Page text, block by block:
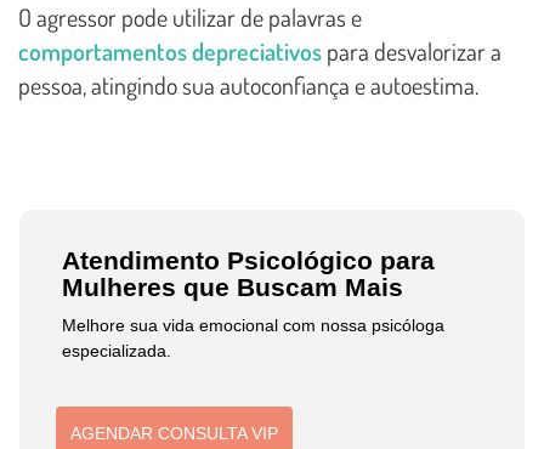
O agressor pode utilizar de palavras e
comportamentos depreciativospara desvalorizar a
pessoa, atingindo sua autoconfiança e autoestima.
Atendimento Psicológico para
Mulheres que Buscam Mais
Melhore sua vida emocional com nossa psicóloga
especializada.
AGENDAR CONSULTA VIP